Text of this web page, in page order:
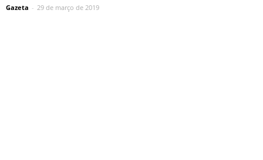
Gazeta - 29 de março de 2019